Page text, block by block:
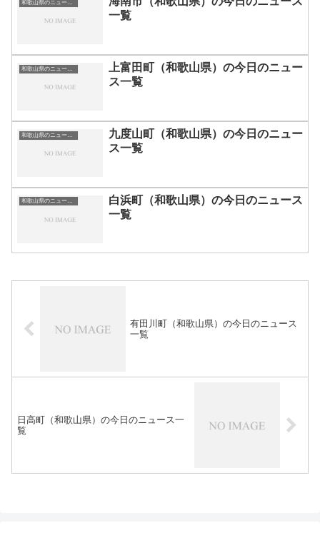
一覧
上富田町（和歌山県）の今日のニュー
ス一覧
九度山町（和歌山県）の今日のニュー
ス一覧
和歌山県のニュース一覧
白浜町（和歌山県）の今日のニュース
一覧
有田川町（和歌山県）の今日のニュース
一覧
日高町（和歌山県）の今日のニュース一
覧